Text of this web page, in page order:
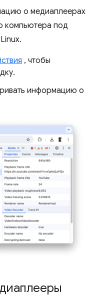
о медиаплеерах
компьютера под
, чтобы
информацию о